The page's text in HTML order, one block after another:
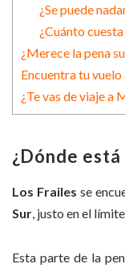
¿Se puede
¿Cuánto
¿Merece la pena
Encuentra tu
¿Te vas de viaje a
¿Dónde
Los Frailes se
Sur, justo en el
Esta parte de la